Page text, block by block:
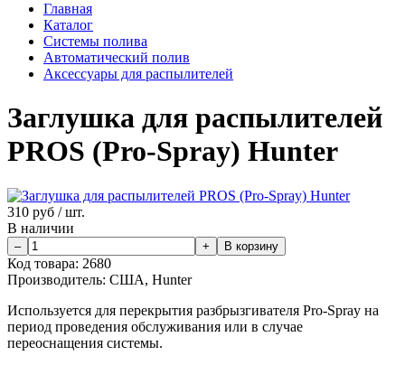
Главная
Каталог
Системы полива
Автоматический полив
Аксессуары для распылителей
Заглушка для распылителей
PROS (Pro-Spray) Hunter
310 руб / шт.
В наличии
Код товара: 2680
Производитель: США, Hunter
Используется для перекрытия разбрызгивателя Pro-Spray на
период проведения обслуживания или в случае
переоснащения системы.